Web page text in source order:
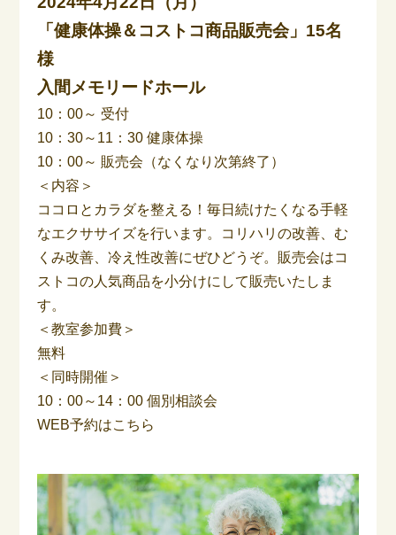
「健康体操＆コストコ商品販売会」15名
様
入間メモリードホール
10：00～ 受付
10：30～11：30 健康体操
10：00～ 販売会（なくなり次第終了）
＜内容＞
ココロとカラダを整える！毎日続けたくなる手軽
なエクササイズを行います。コリハリの改善、む
くみ改善、冷え性改善にぜひどうぞ。販売会はコ
ストコの人気商品を小分けにして販売いたしま
す。
＜教室参加費＞
無料
＜同時開催＞
10：00～14：00 個別相談会
WEB予約はこちら